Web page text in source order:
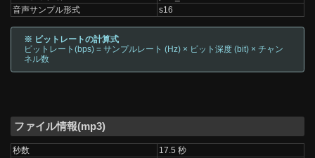
音声サンプル形式
s16
※ ビットレートの計算式
ビットレート(bps) = サンプルレート (Hz) × ビット深度 (bit) × チャン
ネル数
ファイル情報(mp3)
秒数
17.5 秒